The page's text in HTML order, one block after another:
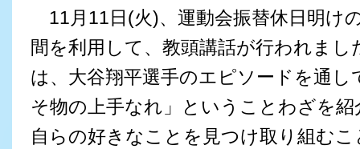
11月11日(火)、運動会振替休日明け
間を利用して、教頭講話が行われまし
は、大谷翔平選手のエピソードを通し
そ物の上手なれ」ということわざを
自らの好きなことを見つけ取り組む